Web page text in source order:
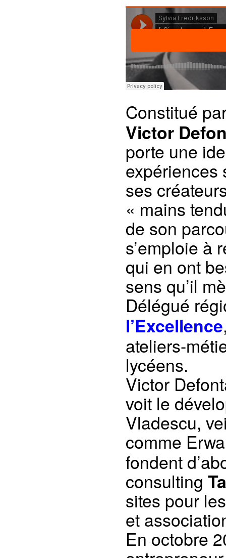
Constitué
Victor
porte une
expériences
ses
« mains
de son
s’emploie à
qui en ont
sens qu’il
Délégué
l’Excellence
ateliers-
lycéens.
Victor
voit le
Vladescu,
comme
fondent
consulting
sites pour
et
En octobre